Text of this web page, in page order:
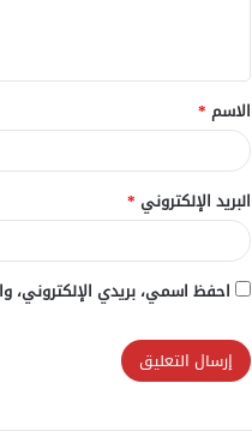
ق
*
الاسم *
البريد الإلكتروني *
احفظ اسمي، بريدي الإلكتروني،